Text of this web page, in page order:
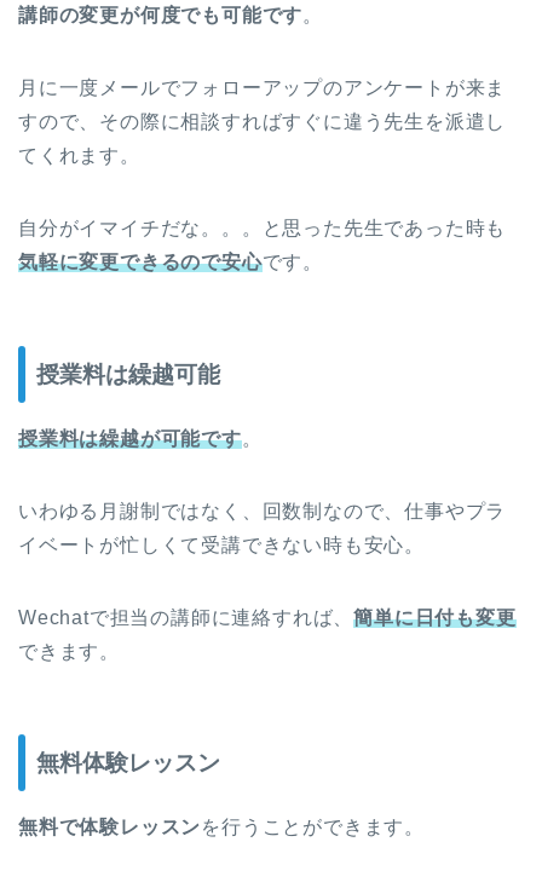
講師の変更が何度でも可能です。
月に一度メールでフォローアップのアンケートが来ま
すので、その際に相談すればすぐに違う先生を派遣し
てくれます。
自分がイマイチだな。。。と思った先生であった時も
気軽に変更できるので安心です。
授業料は繰越可能
授業料は繰越が可能です。
いわゆる月謝制ではなく、回数制なので、仕事やプラ
イベートが忙しくて受講できない時も安心。
Wechatで担当の講師に連絡すれば、簡単に日付も変更
できます。
無料体験レッスン
無料で体験レッスンを行うことができます。